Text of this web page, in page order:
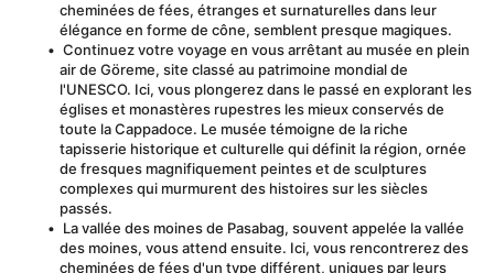
cheminées de fées, étranges et surnaturelles dans leur
élégance en forme de cône, semblent presque magiques.
Continuez votre voyage en vous arrêtant au musée en plein
air de Göreme, site classé au patrimoine mondial de
l'UNESCO. Ici, vous plongerez dans le passé en explorant les
églises et monastères rupestres les mieux conservés de
toute la Cappadoce. Le musée témoigne de la riche
tapisserie historique et culturelle qui définit la région, ornée
de fresques magnifiquement peintes et de sculptures
complexes qui murmurent des histoires sur les siècles
passés.
La vallée des moines de Pasabag, souvent appelée la vallée
des moines, vous attend ensuite. Ici, vous rencontrerez des
cheminées de fées d'un type différent, uniques par leurs